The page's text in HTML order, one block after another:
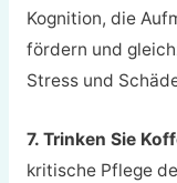
Kognition, die
fördern und
Stress und
7. Trinken Sie
kritische Pflege